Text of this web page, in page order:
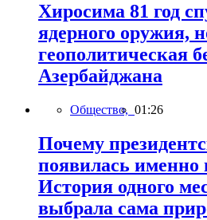
Хиросима 81 год
ядерного оружия,
геополитическая
Азербайджана
Общество, 01:26
Почему
появилась именно
История одного
выбрала сама